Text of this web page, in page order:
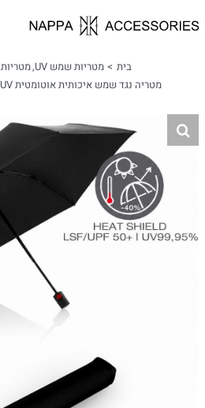
לתוכן
בית מטריות שמש UV מטריות
מטריה נגד שמש איכותית אוטומטית UV שחור שחור Knirps U200